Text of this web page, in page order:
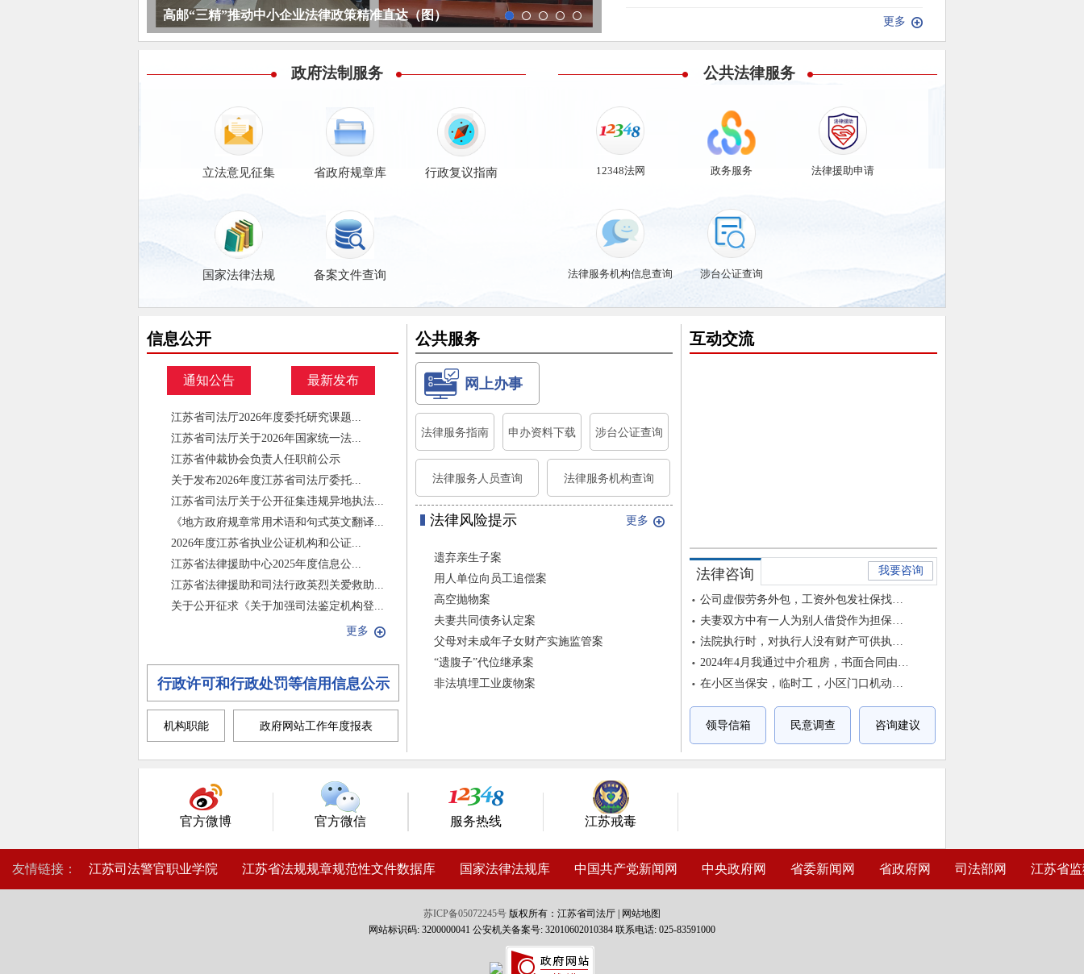
高邮“三精”推动中小企业法律政策精准直达（图）
我省人民监督员受邀参加全国检察开放日活动作交流发言
全国首个破产管理人AI智能办案系统签约落地（图）
镇江发布“法润商•益企行”司法行政服务中小微企业九...
滨湖全力打造涉企法律服务新高地（图）
更多
政府法制服务 公共法律服务
立法意见征集 省政府规章库 行政复议指南
国家法律法规 备案文件查询
12348法网 政务服务 法律援助申请
法律服务机构信息查询 涉台公证查询
信息公开
通知公告 最新发布
江苏省司法厅2026年度委托研究课题...
江苏省司法厅关于2026年国家统一法...
江苏省仲裁协会负责人任职前公示
关于发布2026年度江苏省司法厅委托...
江苏省司法厅关于公开征集违规异地执法...
《地方政府规章常用术语和句式英文翻译...
2026年度江苏省执业公证机构和公证...
江苏省法律援助中心2025年度信息公...
江苏省法律援助和司法行政英烈关爱救助...
关于公开征求《关于加强司法鉴定机构登...
更多
行政许可和行政处罚等信用信息公示
机构职能 政府网站工作年度报表
公共服务
网上办事
法律服务指南 申办资料下载 涉台公证查询
法律服务人员查询 法律服务机构查询
法律风险提示 更多
遗弃亲生子案
用人单位向员工追偿案
高空抛物案
夫妻共同债务认定案
父母对未成年子女财产实施监管案
“遗腹子”代位继承案
非法填埋工业废物案
互动交流
法律咨询 我要咨询
领导信箱 民意调查 咨询建议
官方微博 官方微信 服务热线 江苏戒毒
友情链接： 江苏司法警官职业学院 江苏省法规规章规范性文件数据库 国家法律法规库 中国共产党新闻网 中央政府网 省委新闻网 省政府网 司法部网 江苏省
苏ICP备05072245号 版权所有：江苏省司法厅 |
网站地图
网站标识码: 3200000041 公安机关备案号: 32010602010384 联系电话: 025-83591000